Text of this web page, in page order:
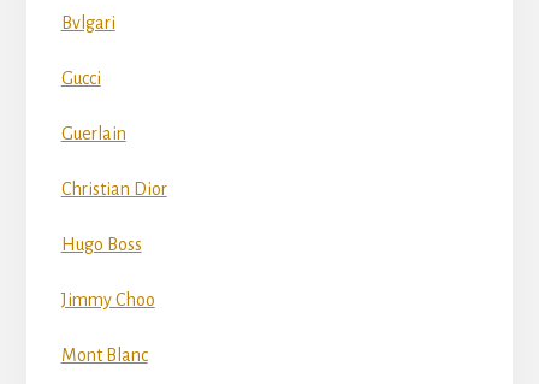
Bvlgari
Gucci
Guerlain
Christian Dior
Hugo Boss
Jimmy Choo
Mont Blanc